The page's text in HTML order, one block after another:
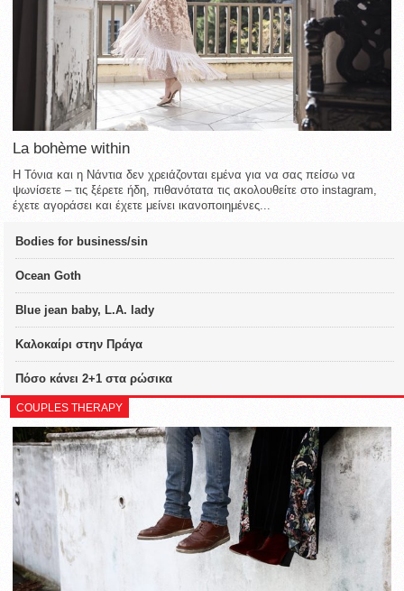
La bohème within
Η Τόνια και η Νάντια δεν χρειάζονται εμένα για να σας πείσω να
ψωνίσετε – τις ξέρετε ήδη, πιθανότατα τις ακολουθείτε στο instagram,
έχετε αγοράσει και έχετε μείνει ικανοποιημένες...
Bodies for business/sin
Ocean Goth
Blue jean baby, L.A. lady
Καλοκαίρι στην Πράγα
Πόσο κάνει 2+1 στα ρώσικα
COUPLES THERAPY